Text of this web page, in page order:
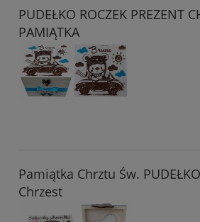
PUDEŁKO ROCZEK PREZENT
PAMIĄTKA
Pamiątka Chrztu Św.
Chrzest